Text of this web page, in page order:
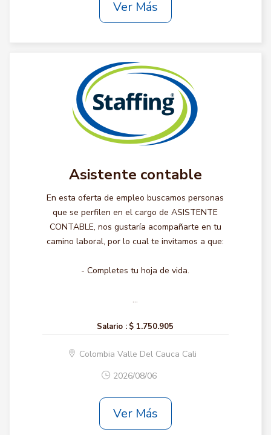
Ver Más
Asistente contable
En esta oferta de empleo buscamos personas
que se perfilen en el cargo de ASISTENTE
CONTABLE, nos gustaría acompañarte en tu
camino laboral, por lo cual te invitamos a que:
- Completes tu hoja de vida.
...
Salario : $ 1.750.905
Colombia Valle Del Cauca Cali
2026/08/06
Ver Más